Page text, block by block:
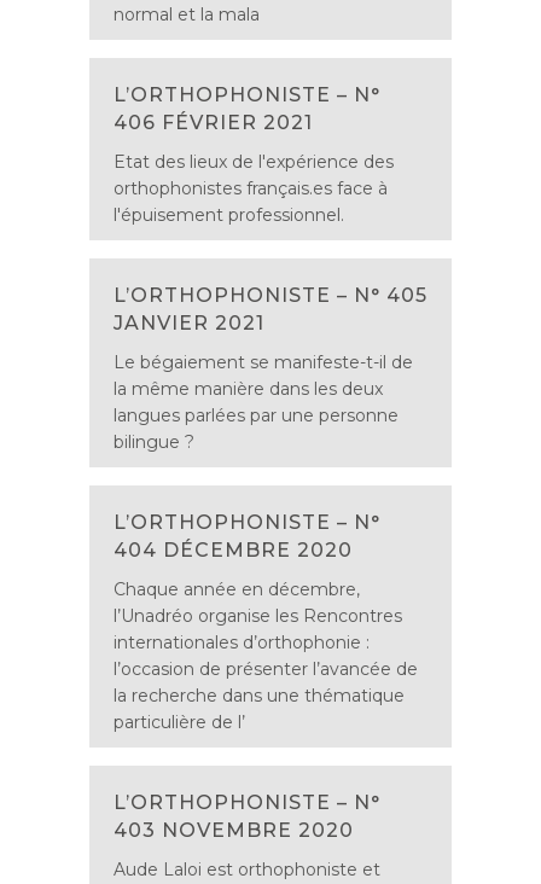
normal et la mala
L’ORTHOPHONISTE – N°
406 FÉVRIER 2021
Etat des lieux de l'expérience des
orthophonistes français.es face à
l'épuisement professionnel.
L’ORTHOPHONISTE – N° 405
JANVIER 2021
Le bégaiement se manifeste-t-il de
la même manière dans les deux
langues parlées par une personne
bilingue ?
L’ORTHOPHONISTE – N°
404 DÉCEMBRE 2020
Chaque année en décembre,
l’Unadréo organise les Rencontres
internationales d’orthophonie :
l’occasion de présenter l’avancée de
la recherche dans une thématique
particulière de l’
L’ORTHOPHONISTE – N°
403 NOVEMBRE 2020
Aude Laloi est orthophoniste et